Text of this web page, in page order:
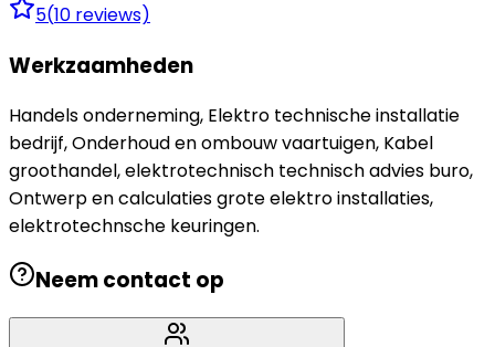
5(10 reviews)
Werkzaamheden
Handels onderneming, Elektro technische installatie
bedrijf, Onderhoud en ombouw vaartuigen, Kabel
groothandel, elektrotechnisch technisch advies buro,
Ontwerp en calculaties grote elektro installaties,
elektrotechnsche keuringen.
Neem contact op